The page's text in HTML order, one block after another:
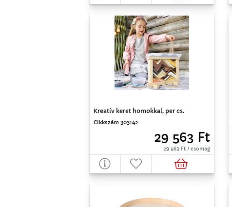
Kreatív keret homokkal, per cs.
Cikkszám 303142
29 563 Ft
29 563 Ft / csomag